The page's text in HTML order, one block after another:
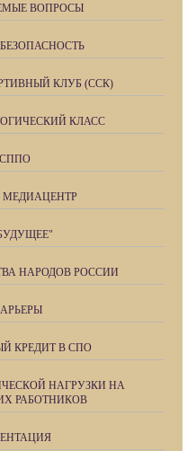
ВОПРОСЫ
КЛУБ (ССК)
КЛАСС
НАРОДОВ РОССИИ
КРЕДИТ В СПО
НАГРУЗКИ НА
РАБОТНИКОВ